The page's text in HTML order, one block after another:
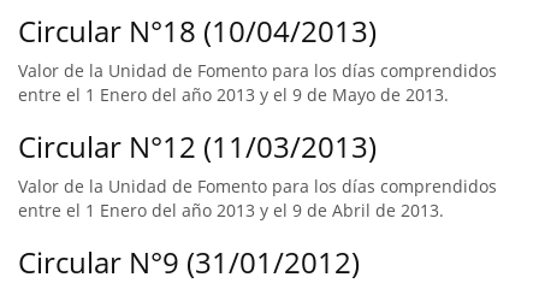
Circular N°18 (10/04/2013)
Valor de la Unidad de Fomento para los días comprendidos
entre el 1 Enero del año 2013 y el 9 de Mayo de 2013.
Circular N°12 (11/03/2013)
Valor de la Unidad de Fomento para los días comprendidos
entre el 1 Enero del año 2013 y el 9 de Abril de 2013.
Circular N°9 (31/01/2012)